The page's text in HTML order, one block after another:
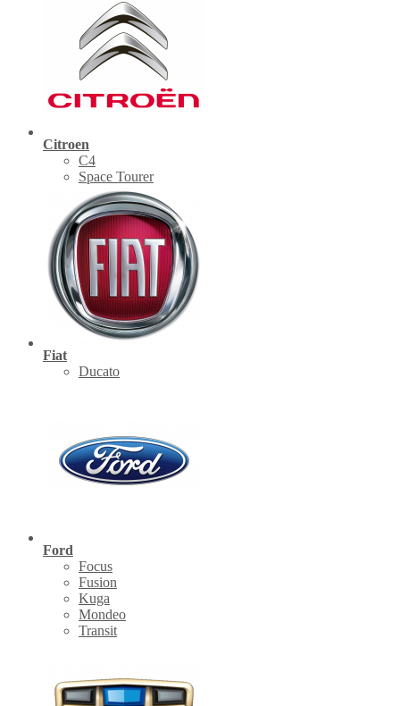
Citroen
C4
Space Tourer
Fiat
Ducato
Ford
Focus
Fusion
Kuga
Mondeo
Transit